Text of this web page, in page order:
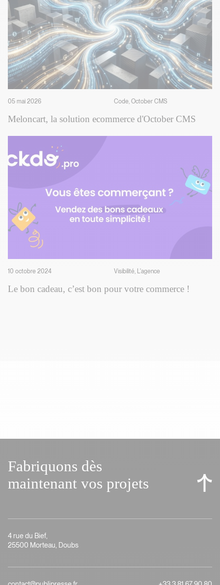
05 mai 2026 Code, October CMS
Meloncart, la solution ecommerce d'October CMS
10 octobre 2024 Visibilité, L'agence
Le bon cadeau, c’est bon pour votre commerce !
Fabriquons dès
maintenant vos projets
4 rue du Bief,
25500 Morteau, Doubs